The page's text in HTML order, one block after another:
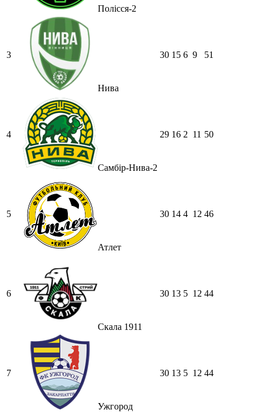
Полісся-2
3
Нива
30 15 6 9 51
4
Самбір-Нива-2
29 16 2 11 50
5
Атлет
30 14 4 12 46
6
Скала 1911
30 13 5 12 44
7
Ужгород
30 13 5 12 44